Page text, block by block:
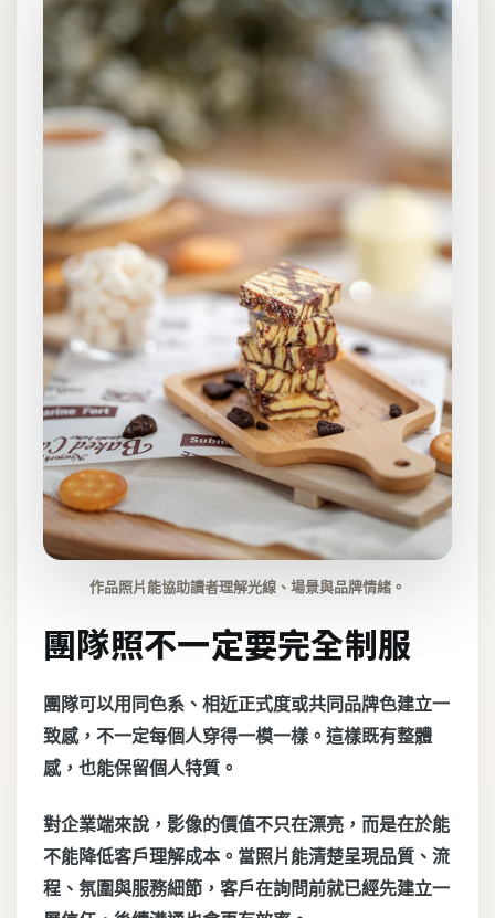
作品照片能協助讀者理解光線、場景與品牌情緒。
團隊照不一定要完全制服
團隊可以用同色系、相近正式度或共同品牌色建立一
致感，不一定每個人穿得一模一樣。這樣既有整體
感，也能保留個人特質。
對企業端來說，影像的價值不只在漂亮，而是在於能
不能降低客戶理解成本。當照片能清楚呈現品質、流
程、氛圍與服務細節，客戶在詢問前就已經先建立一